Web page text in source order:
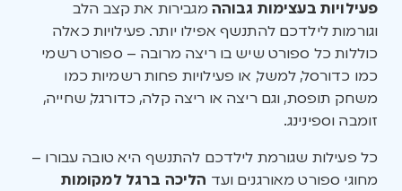
פעילויות בעצימות גבוהה מגבירות את קצב הלב
וגורמות לילדכם להתנשף אפילו יותר. פעילויות כאלה
כוללות כל ספורט שיש בו ריצה מרובה – ספורט רשמי
כמו כדורסל, למשל, או פעילויות פחות רשמיות כמו
משחק תופסת, וגם ריצה או ריצה קלה, כדורגל, שחייה,
זומבה וספינינג.
כל פעילות שגורמת לילדכם להתנשף היא טובה עבורו –
מחוגי ספורט מאורגנים ועד הליכה ברגל למקומות